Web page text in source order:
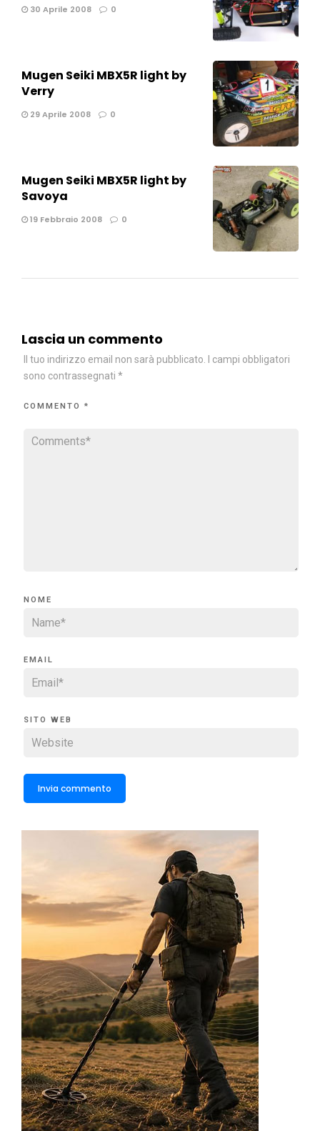
30 Aprile 2008 0
Mugen Seiki MBX5R light by
Verry
29 Aprile 2008 0
Mugen Seiki MBX5R light by
Savoya
19 Febbraio 2008 0
Lascia un commento
Il tuo indirizzo email non sarà pubblicato. I campi obbligatori
sono contrassegnati *
COMMENTO *
NOME
EMAIL
SITO WEB